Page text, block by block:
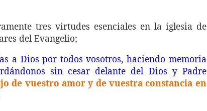
tres virtudes esenciales en la iglesia de
del Evangelio;
a Dios por todos vosotros, haciendo memoria
sin cesar delante del Dios y Padre
de vuestro amor y de vuestra constancia en